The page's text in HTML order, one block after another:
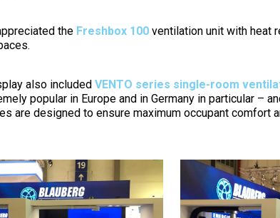
the Freshbox 100 ventilation unit with heat
also included VENTO series single-room
popular in Europe and in Germany in particular –
are designed to ensure maximum occupant comfort